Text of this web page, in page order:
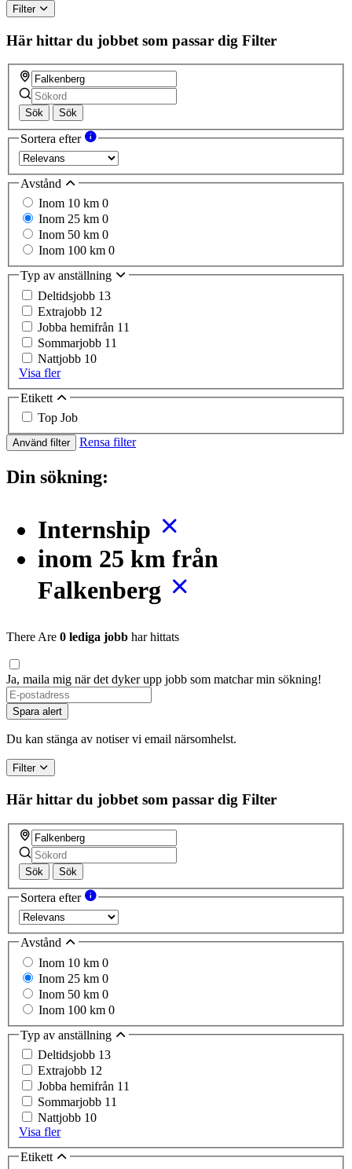
Filter
Här hittar du jobbet som passar dig Filter
Sök Sök
Sortera efter
Avstånd
Inom 10 km 0
Inom 25 km 0
Inom 50 km 0
Inom 100 km 0
Typ av anställning
Deltidsjobb 13
Extrajobb 12
Jobba hemifrån 11
Sommarjobb 11
Nattjobb 10
Visa fler
Etikett
Top Job
Använd filter Rensa filter
Din sökning:
Internship
inom 25 km från
Falkenberg
There Are 0 lediga jobb har hittats
Ja, maila mig när det dyker upp jobb som matchar min sökning!
If
you
are
a
ignore
this
field
Spara alert
Du kan stänga av notiser vi email närsomhelst.
Filter
Här hittar du jobbet som passar dig Filter
Sök Sök
Sortera efter
Avstånd
Inom 10 km 0
Inom 25 km 0
Inom 50 km 0
Inom 100 km 0
Typ av anställning
Deltidsjobb 13
Extrajobb 12
Jobba hemifrån 11
Sommarjobb 11
Nattjobb 10
Visa fler
Etikett